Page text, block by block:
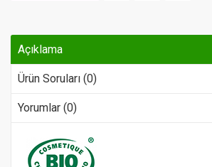
Açıklama
Ürün Soruları (0)
Yorumlar (0)